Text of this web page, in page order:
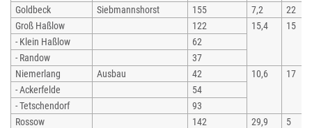
Goldbeck Siebmannshorst 155 7,2
22
Groß Haßlow
122 15,4
15
- Klein Haßlow
62
- Randow
37
Niemerlang
Ausbau 42 10,6
17
- Ackerfelde
54
- Tetschendorf
93
Rossow
142 29,9
5